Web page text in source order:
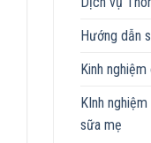
Hướng dẫn
Kinh
KInh
sữa mẹ